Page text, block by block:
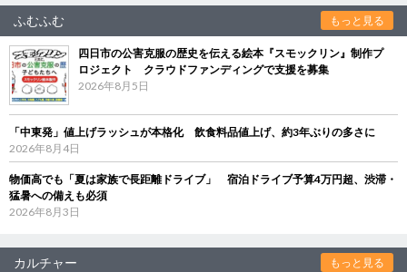
ふむふむ もっと見る
四日市の公害克服の歴史を伝える絵本『スモックリン』制作プ
ロジェクト クラウドファンディングで支援を募集
2026年8月5日
「中東発」値上げラッシュが本格化 飲食料品値上げ、約3年ぶりの多さに
2026年8月4日
物価高でも「夏は家族で長距離ドライブ」 宿泊ドライブ予算4万円超、渋滞・
猛暑への備えも必須
2026年8月3日
カルチャー もっと見る